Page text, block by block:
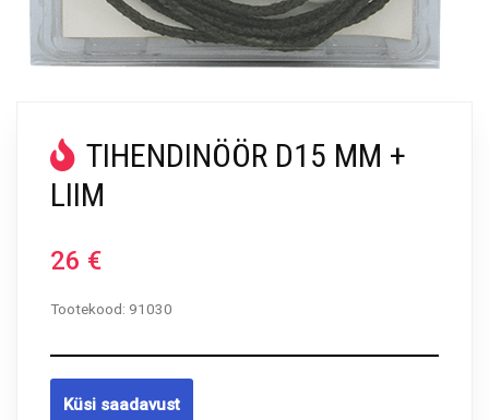
TIHENDINÖÖR D15 MM +
LIIM
26 €
Tootekood: 91030
Küsi saadavust